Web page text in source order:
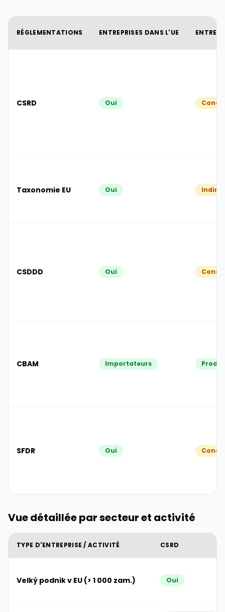
RÉGLEMENTATIONS ENTREPRISES DANS L'UE
CSRD Oui
Taxonomie EU Oui
CSDDD Oui
CBAM Importateurs
SFDR Oui
Vue détaillée par secteur et activité
TYPE D'ENTREPRISE / ACTIVITÉ CSRD
Velký podnik v EU (> 1 000 zam.) Oui